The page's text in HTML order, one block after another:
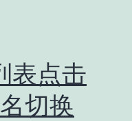
表点击
切换